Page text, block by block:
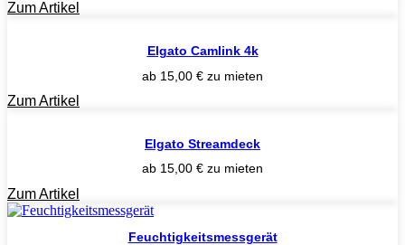
Zum Artikel
Elgato Camlink 4k
ab 15,00 € zu mieten
Zum Artikel
Elgato Streamdeck
ab 15,00 € zu mieten
Zum Artikel
Feuchtigkeitsmessgerät